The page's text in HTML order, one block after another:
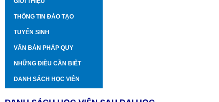
THÔNG TIN ĐÀO TẠO
TUYỂN SINH
VĂN BẢN PHÁP QUY
NHỮNG ĐIỀU CẦN BIẾT
DANH SÁCH HỌC VIÊN